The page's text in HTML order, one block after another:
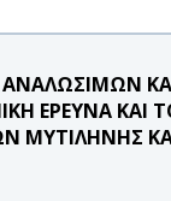
ΕΡΕΥΝΑ ΚΑΙ